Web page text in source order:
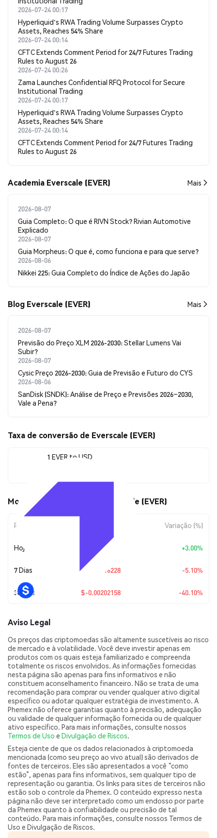
2026-07-24 00:17
Hyperliquid's RWA Trading Volume Surpasses Crypto
Assets, Reaches 54% Share
2026-07-24 00:14
CFTC Extends Comment Period for 24/7 Futures Trading
Rules to August 26
2026-07-24 00:26
Zama Launches Confidential RFQ Protocol for Secure
Institutional Trading
2026-07-24 00:17
Hyperliquid's RWA Trading Volume Surpasses Crypto
Assets, Reaches 54% Share
2026-07-24 00:14
CFTC Extends Comment Period for 24/7 Futures Trading
Rules to August 26
Academia Everscale (EVER) Mais
2026-08-07
Guia Completo: O que é RIVN Stock? Rivian Automotive
Explicado
2026-08-07
Guia Morpheus: O que é, como funciona e para que serve?
2026-08-06
Nikkei 225: Guia Completo do Índice de Ações do Japão
Blog Everscale (EVER) Mais
2026-08-07
Previsão do Preço XLM 2026-2030: Stellar Lumens Vai
Subir?
2026-08-07
Cysic Preço 2026-2030: Guia de Previsão e Futuro do CYS
2026-08-06
SanDisk (SNDK): Análise de Preço e Previsões 2026–2030,
Vale a Pena?
Taxa de conversão de Everscale (EVER)
1 EVER to USD
Movimentos de preço de Everscale (EVER)
Período Variação (%)
Hoje $0.00008795 +3.00%
7 Dias $-0.00016228 -5.10%
30 Dias $-0.00202158 -40.10%
Aviso Legal
Os preços das criptomoedas são altamente suscetíveis ao risco
de mercado e à volatilidade. Você deve investir apenas em
produtos com os quais esteja familiarizado e compreenda
totalmente os riscos envolvidos. As informações fornecidas
nesta página são apenas para fins informativos e não
constituem aconselhamento financeiro. Não se trata de uma
recomendação para comprar ou vender qualquer ativo digital
específico ou adotar qualquer estratégia de investimento. A
Phemex não oferece garantias quanto à precisão, adequação
ou validade de qualquer informação fornecida ou de qualquer
ativo específico. Para mais informações, consulte nossos
Termos de Uso e Divulgação de Riscos.
Esteja ciente de que os dados relacionados à criptomoeda
mencionada (como seu preço ao vivo atual) são derivados de
fontes de terceiros. Eles são apresentados a você “como
estão”, apenas para fins informativos, sem qualquer tipo de
representação ou garantia. Os links para sites de terceiros não
estão sob o controle da Phemex. O conteúdo expresso nesta
página não deve ser interpretado como um endosso por parte
da Phemex quanto à confiabilidade ou precisão de tal
conteúdo. Para mais informações, consulte nossos Termos de
Uso e Divulgação de Riscos.